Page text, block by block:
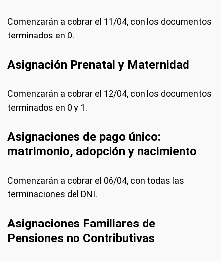
Comenzarán a cobrar el 11/04, con los documentos
terminados en 0.
Asignación Prenatal y Maternidad
Comenzarán a cobrar el 12/04, con los documentos
terminados en 0 y 1.
Asignaciones de pago único:
matrimonio, adopción y nacimiento
Comenzarán a cobrar el 06/04, con todas las
terminaciones del DNI.
Asignaciones Familiares de
Pensiones no Contributivas